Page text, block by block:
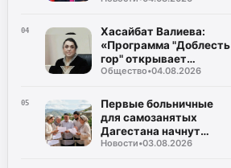
Дагестана
04
Хасайбат Валиева:
«Программа "Доблесть
гор" открывает
участникам СВО новые
служения Дагестану»
Общество•04.08.2026
05
Первые больничные
для самозанятых
Дагестана начнут
выплачивать уже в
Новости•03.08.2026